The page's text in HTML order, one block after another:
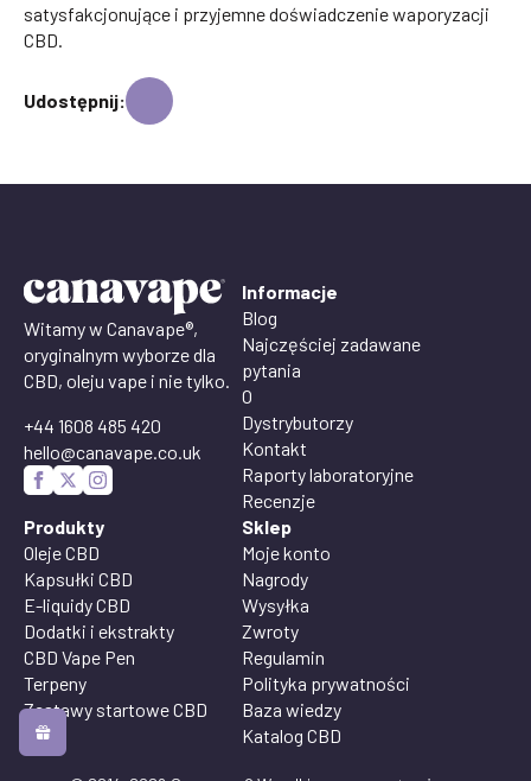
satysfakcjonujące i przyjemne doświadczenie waporyzacji
CBD.
Udostępnij:
Witamy w Canavape®,
oryginalnym wyborze dla
CBD, oleju vape i nie tylko.
+44 1608 485 420
hello@canavape.co.uk
Informacje
Blog
Najczęściej zadawane
pytania
O
Dystrybutorzy
Kontakt
Raporty laboratoryjne
Recenzje
Produkty
Oleje CBD
Kapsułki CBD
E-liquidy CBD
Dodatki i ekstrakty
CBD Vape Pen
Terpeny
Zestawy startowe CBD
Vape
Sklep
Moje konto
Nagrody
Wysyłka
Zwroty
Regulamin
Polityka prywatności
Baza wiedzy
Katalog CBD